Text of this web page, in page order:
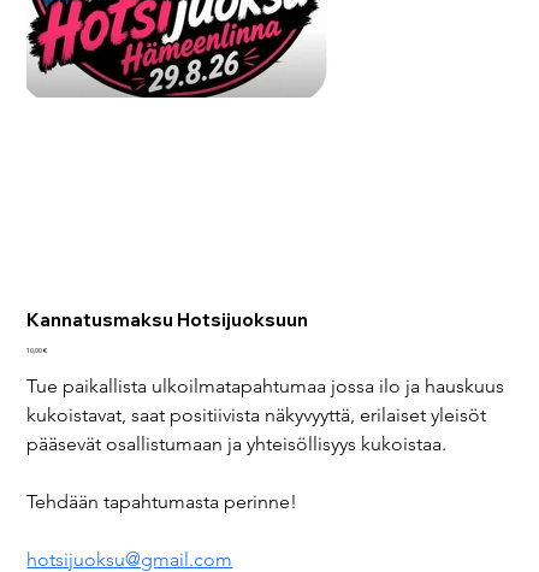
Kannatusmaksu Hotsijuoksuun
Pris
10,00 €
Tue paikallista ulkoilmatapahtumaa jossa ilo ja hauskuus
kukoistavat, saat positiivista näkyvyyttä, erilaiset yleisöt
pääsevät osallistumaan ja yhteisöllisyys kukoistaa.
Tehdään tapahtumasta perinne!
hotsijuoksu@gmail.com